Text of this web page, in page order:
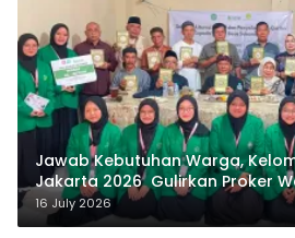
Jawab Kebutuhan Warga,
Jakarta 2026 Gulirkan Proker
Sukamanah
16 July 2026